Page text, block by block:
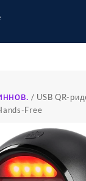
/ USB QR-
Free